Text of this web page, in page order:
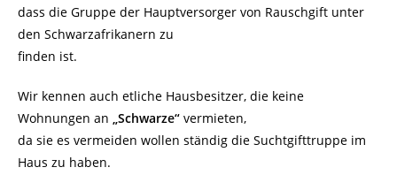
dass die Gruppe der Hauptversorger von Rauschgift unter
den Schwarzafrikanern zu
finden ist.
Wir kennen auch etliche Hausbesitzer, die keine
Wohnungen an „Schwarze“ vermieten,
da sie es vermeiden wollen ständig die Suchtgifttruppe im
Haus zu haben.